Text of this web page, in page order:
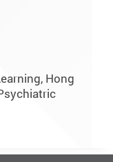
Hong